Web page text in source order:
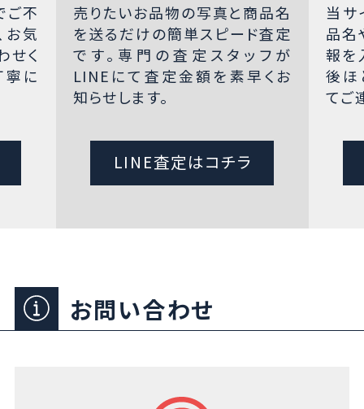
ご不
お気
せく
寧に
売りたいお品物の写真と商品名
を送るだけの簡単スピード査定
です。専門の査定スタッフが
LINEにて査定金額を素早くお
知らせします。
LINE査定はコチラ
当サ
品名
報を
後ほ
てご
お問い合わせ